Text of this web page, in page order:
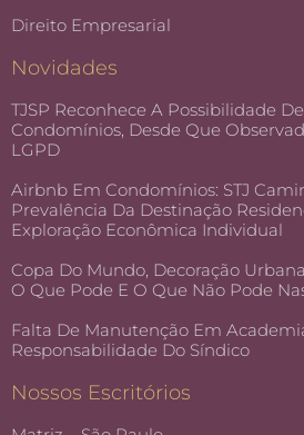
Direito Empresarial
Novidades
TJSP Reconhece A Possibilidade
Condomínios, Desde Que
LGPD
Airbnb Em Condomínios: STJ
Prevalência Da Destinação
Exploração Econômica Individual
Copa Do Mundo, Decoração
O Que Pode E O Que Não Pode
Falta De Manutenção Em
Responsabilidade Do Síndico
Nossos Escritórios